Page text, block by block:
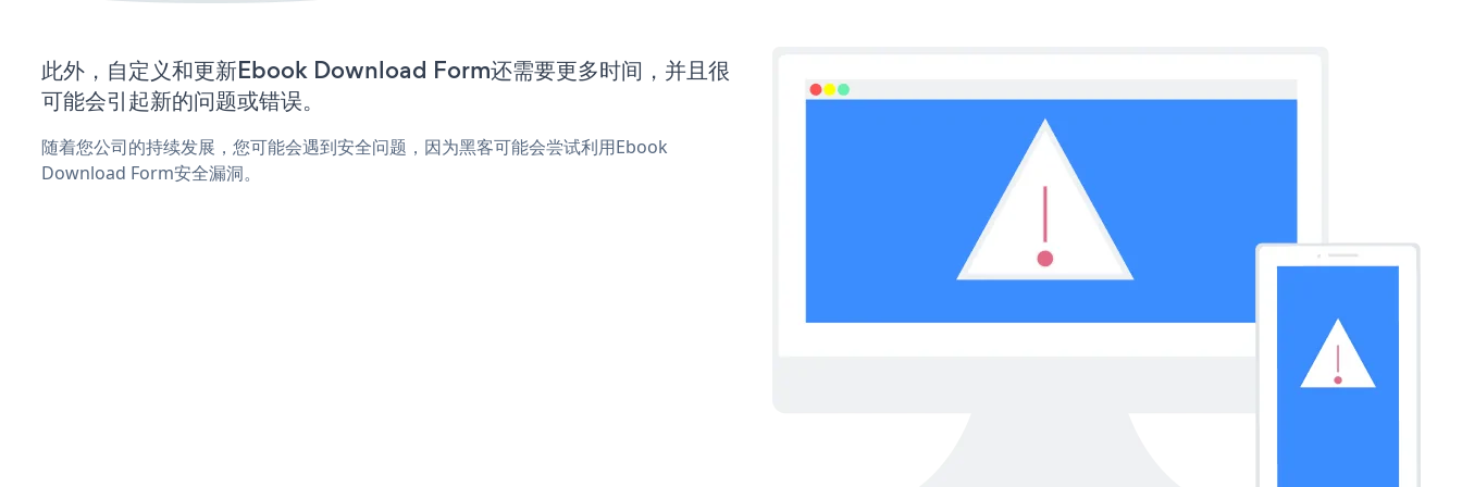
此外，自定义和更新Ebook Download Form还需要更多时间，并且很
可能会引起新的问题或错误。
随着您公司的持续发展，您可能会遇到安全问题，因为黑客可能会尝试利用Ebook
Download Form安全漏洞。